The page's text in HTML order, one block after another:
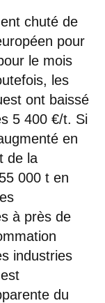
chuté de
pour
le mois
les
ont baissé
5 400 €/t. Si
en
de la
000 t en
à près de
industries
du